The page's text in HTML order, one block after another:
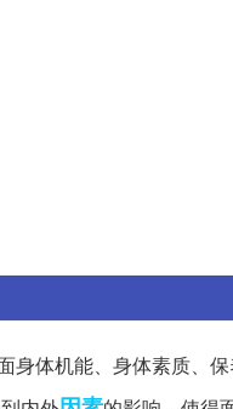
体机能、身体素质、